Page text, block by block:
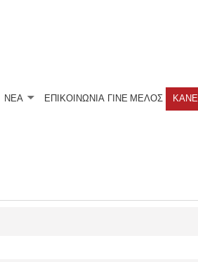
ΝΕΑ ΕΠΙΚΟΙΝΩΝΙΑ ΓΊΝΕ ΜΈΛΟΣ